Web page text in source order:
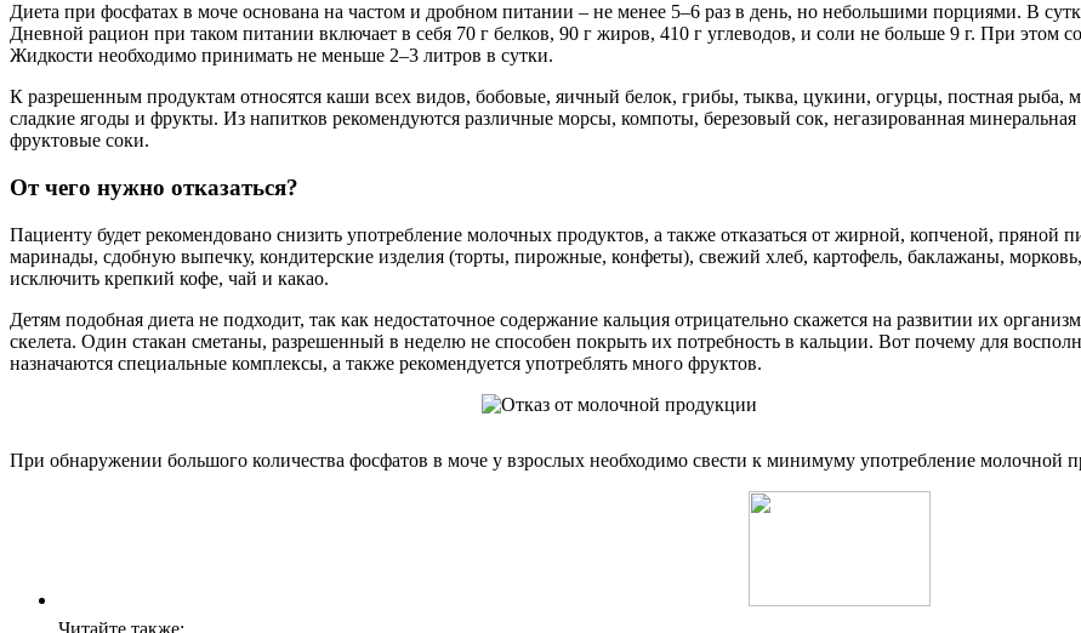
Диета при фосфатах в моче основана на частом и дробном питании – не менее 5–6 раз в день, но небольшими порциями. В
Дневной рацион при таком питании включает в себя 70 г белков, 90 г жиров, 410 г углеводов, и соли не больше 9 г. При этом
Жидкости необходимо принимать не меньше 2–3 литров в сутки.
К разрешенным продуктам относятся каши всех видов, бобовые, яичный белок, грибы, тыква, цукини, огурцы, постная рыба,
сладкие ягоды и фрукты. Из напитков рекомендуются различные морсы, компоты, березовый сок, негазированная
фруктовые соки.
От чего нужно отказаться?
Пациенту будет рекомендовано снизить употребление молочных продуктов, а также отказаться от жирной, копченой,
маринады, сдобную выпечку, кондитерские изделия (торты, пирожные, конфеты), свежий хлеб, картофель, баклажаны,
исключить крепкий кофе, чай и какао.
Детям подобная диета не подходит, так как недостаточное содержание кальция отрицательно скажется на развитии их
скелета. Один стакан сметаны, разрешенный в неделю не способен покрыть их потребность в кальции. Вот почему для
назначаются специальные комплексы, а также рекомендуется употреблять много фруктов.
При обнаружении большого количества фосфатов в моче у взрослых необходимо свести к минимуму употребление молочной
Читайте также: